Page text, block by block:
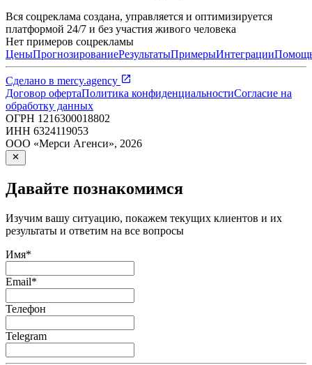
Вся соцреклама создана, управляется и оптимизируется
платформой 24/7 и без участия живого человека
Нет примеров соцрекламы
ЦеныПрогнозированиеРезультатыПримерыИнтеграции
Сделано в mercy.agency
Договор офертаПолитика конфиденциальностиСогласие на
обработку данных
ОГРН 1216300018802
ИНН 6324119053
ООО «Мерси Агенси», 2026
Давайте познакомимся
Изучим вашу ситуацию, покажем текущих клиентов и их
результаты и ответим на все вопросы
Имя*
Email*
Телефон
Telegram